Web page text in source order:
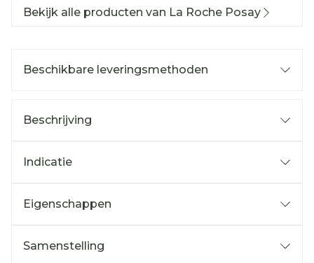
Bekijk alle producten van La Roche Posay
Beschikbare leveringsmethoden
Beschrijving
Indicatie
Eigenschappen
Samenstelling